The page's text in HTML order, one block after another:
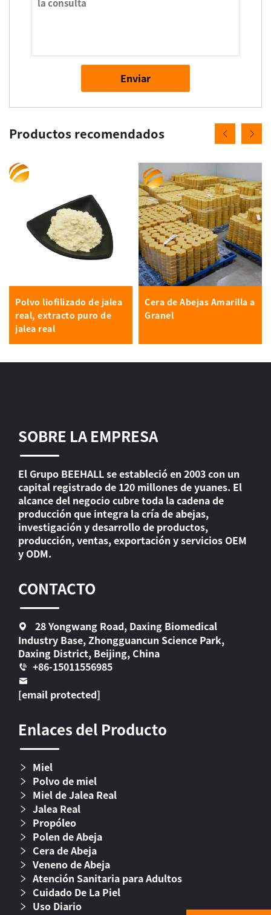
Enviar
Productos recomendados
Polvo liofilizado de jalea
real, extracto puro de
jalea real
Cera de Abejas Amarilla a
Granel
SOBRE LA EMPRESA
El Grupo BEEHALL se estableció en 2003 con un
capital registrado de 120 millones de yuanes. El
alcance del negocio cubre toda la cadena de
producción que integra la cría de abejas,
investigación y desarrollo de productos,
producción, ventas, exportación y servicios OEM
y ODM.
CONTACTO
28 Yongwang Road, Daxing Biomedical
Industry Base, Zhongguancun Science Park,
Daxing District, Beijing, China
+86-15011556985
[email protected]
Enlaces del Producto
Miel
Polvo de miel
Miel de Jalea Real
Jalea Real
Propóleo
Polen de Abeja
Cera de Abeja
Veneno de Abeja
Atención Sanitaria para Adultos
Cuidado De La Piel
Uso Diario